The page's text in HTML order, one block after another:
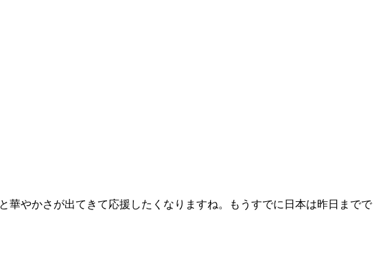
やかさが出てきて応援したくなりますね。もうすでに日本は昨日までで